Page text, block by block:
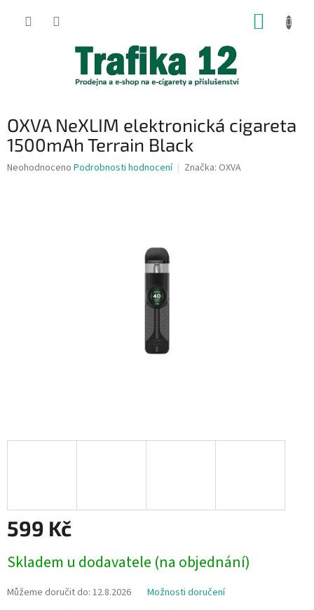
OXVA NeXLIM elektronická cigareta
1500mAh Terrain Black
Průměrné
Neohodnoceno Podrobnosti hodnocení Značka: OXVA
599 Kč
cena:
Skladem u dodavatele (na objednání)
Můžeme doručit do: 12.8.2026 Možnosti doručení